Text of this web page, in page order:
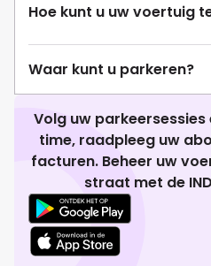
Hoe kunt u uw voertuig
Waar kunt u parkeren?
Volg uw
time, raadpleeg uw
facturen. Beheer uw
straat met de